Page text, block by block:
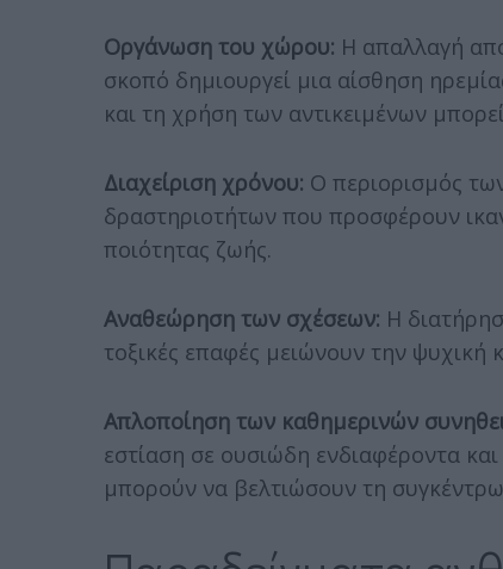
Οργάνωση του χώρου: Η απαλλαγή
σκοπό δημιουργεί μια αίσθηση
και τη χρήση των αντικειμένων
Διαχείριση χρόνου: Ο περιορισμός
δραστηριοτήτων που προσφέρουν
ποιότητας ζωής.
Αναθεώρηση των σχέσεων: Η
τοξικές επαφές μειώνουν την ψυχική
Απλοποίηση των καθημερινών
εστίαση σε ουσιώδη ενδιαφέροντα
μπορούν να βελτιώσουν τη